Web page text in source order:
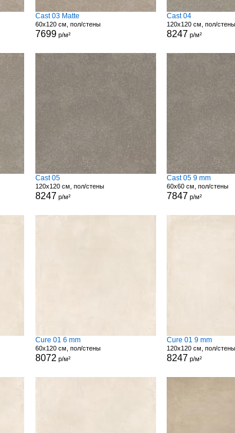
Cast 03 Matte
60x120 см, пол/стены
7699р/м²
Cast 04
120x120 см, пол/стены
8247 р/м²
Cast 05
120x120 см, пол/стены
8247 р/м²
Cast 05 9 mm
60x60 см, пол/стены
7847 р/м²
Cure 01 6 mm
60x120 см, пол/стены
8072 р/м²
Cure 01 9 mm
120x120 см, пол/стены
8247 р/м²